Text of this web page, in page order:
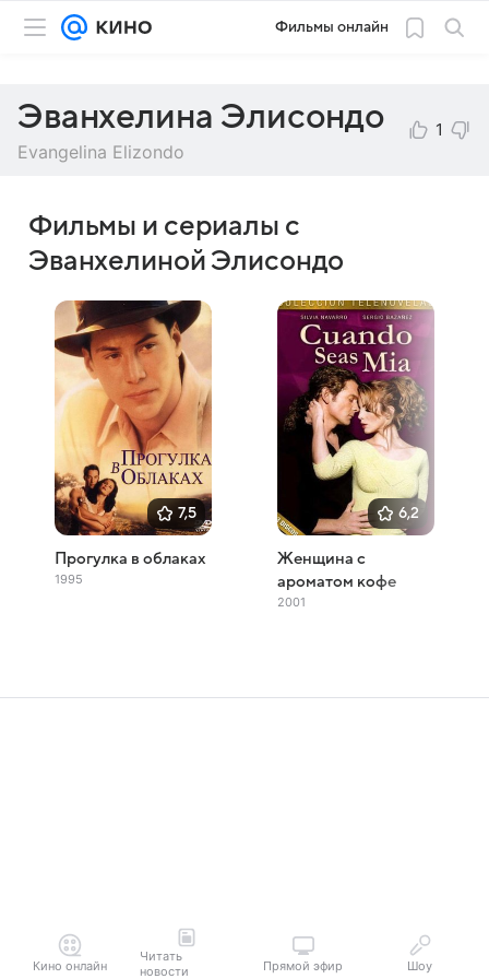
Фильмы онлайн
Эванхелина Элисондо
Evangelina Elizondo
1
Фильмы и сериалы с
Эванхелиной Элисондо
7,5
Прогулка в облаках
1995
6,2
Женщина с
ароматом кофе
2001
Кино онлайн
Читать
новости
Прямой эфир Шоу